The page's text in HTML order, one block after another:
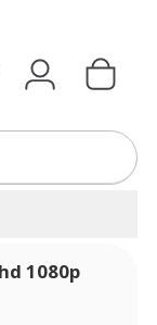
1080p